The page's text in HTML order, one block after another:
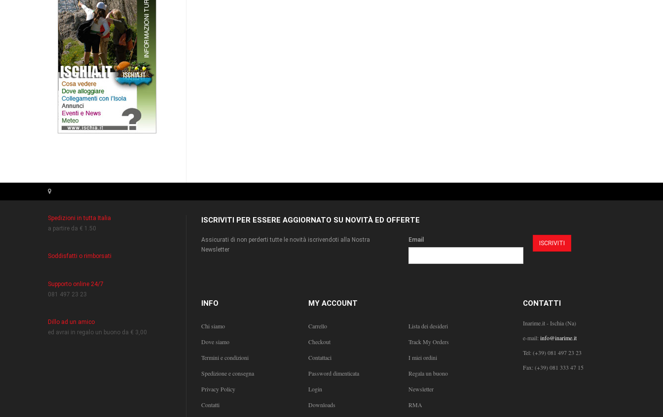
Spedizioni in tutta Italia
a partire da € 1.50
Soddisfatti o rimborsati
Supporto online 24/7
081 497 23 23
Dillo ad un amico
ed avrai in regalo un buono da € 3,00
ISCRIVITI PER ESSERE AGGIORNATO SU NOVITÀ ED OFFERTE
Assicurati di non perderti tutte le novità iscrivendoti alla Nostra
Newsletter
Email
INFO
Chi siamo
Dove siamo
Termini e condizioni
Spedizione e consegna
Privacy Policy
Contatti
MY ACCOUNT
Carrello
Lista dei desideri
Checkout
Track My Orders
Contattaci
I miei ordini
Password dimenticata
Regala un buono
Login
Newsletter
Downloads
RMA
CONTATTI
Inarime.it - Ischia (Na)
e-mail: info@inarime.it
Tel: (+39) 081 497 23 23
Fax: (+39) 081 333 47 15